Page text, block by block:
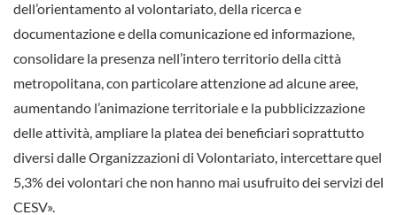
dell’orientamento al volontariato, della ricerca e
documentazione e della comunicazione ed informazione,
consolidare la presenza nell’intero territorio della città
metropolitana, con particolare attenzione ad alcune aree,
aumentando l’animazione territoriale e la pubblicizzazione
delle attività, ampliare la platea dei beneficiari soprattutto
diversi dalle Organizzazioni di Volontariato, intercettare quel
5,3% dei volontari che non hanno mai usufruito dei servizi del
CESV».